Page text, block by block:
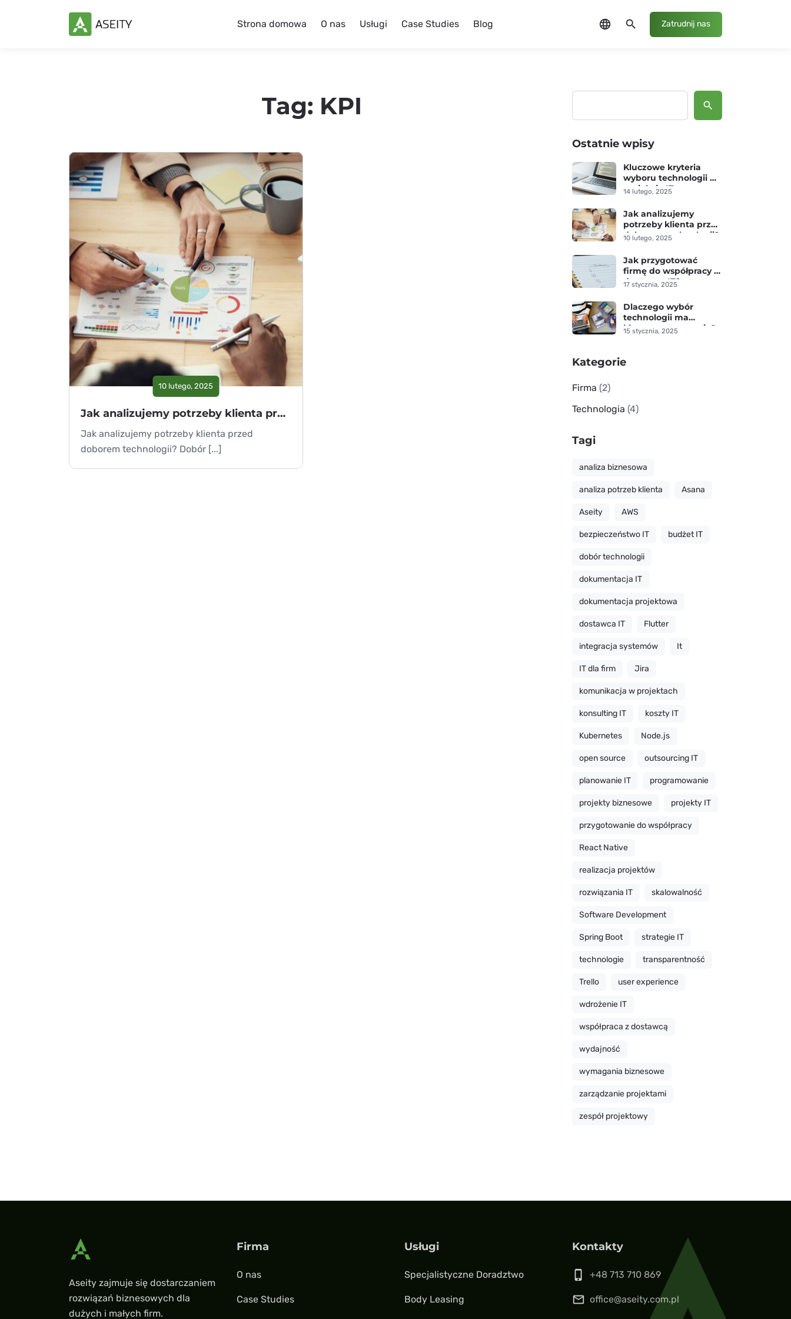
Strona domowa O nas Usługi Case Studies Blog language search Zatrudnij nas
Tag: KPI
10 lutego, 2025
Jak analizujemy potrzeby klienta przed doborem technologii?
Jak analizujemy potrzeby klienta przed
doborem technologii? Dobór [...]
Ostatnie wpisy
Kluczowe kryteria
wyboru technologii w
projekcie IT
14 lutego, 2025
Jak analizujemy
potrzeby klienta przed
doborem technologii?
10 lutego, 2025
Jak przygotować
firmę do współpracy z
dostawcą IT?
17 stycznia, 2025
Dlaczego wybór
technologii ma
kluczowe znaczenie?
15 stycznia, 2025
Kategorie
Firma (2)
Technologia (4)
Tagi
analiza biznesowa
analiza potrzeb klienta Asana
Aseity AWS
bezpieczeństwo IT budżet IT
dobór technologii
dokumentacja IT
dokumentacja projektowa
dostawca IT Flutter
integracja systemów It
IT dla firm Jira
komunikacja w projektach
konsulting IT koszty IT
Kubernetes Node.js
open source outsourcing IT
planowanie IT programowanie
projekty biznesowe projekty IT
przygotowanie do współpracy
React Native
realizacja projektów
rozwiązania IT skalowalność
Software Development
Spring Boot strategie IT
technologie transparentność
Trello user experience
wdrożenie IT
współpraca z dostawcą
wydajność
wymagania biznesowe
zarządzanie projektami
zespół projektowy
Aseity zajmuje się dostarczaniem
rozwiązań biznesowych dla
dużych i małych firm.
Firma
O nas
Case Studies
Usługi
Specjalistyczne Doradztwo
Body Leasing
Kontakty
phone_iphone +48 713 710 869
mail_outline office@aseity.com.pl